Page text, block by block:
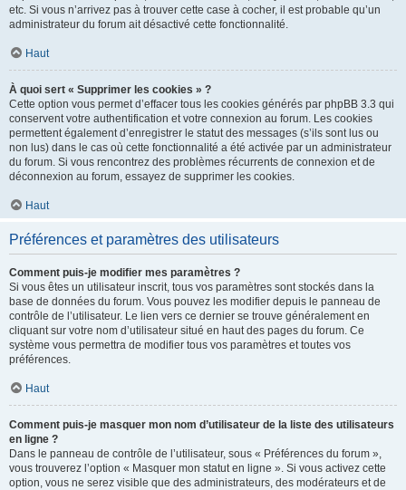
etc. Si vous n’arrivez pas à trouver cette case à cocher, il est probable qu’un
administrateur du forum ait désactivé cette fonctionnalité.
Haut
À quoi sert « Supprimer les cookies » ?
Cette option vous permet d’effacer tous les cookies générés par phpBB 3.3 qui
conservent votre authentification et votre connexion au forum. Les cookies
permettent également d’enregistrer le statut des messages (s’ils sont lus ou
non lus) dans le cas où cette fonctionnalité a été activée par un administrateur
du forum. Si vous rencontrez des problèmes récurrents de connexion et de
déconnexion au forum, essayez de supprimer les cookies.
Haut
Préférences et paramètres des utilisateurs
Comment puis-je modifier mes paramètres ?
Si vous êtes un utilisateur inscrit, tous vos paramètres sont stockés dans la
base de données du forum. Vous pouvez les modifier depuis le panneau de
contrôle de l’utilisateur. Le lien vers ce dernier se trouve généralement en
cliquant sur votre nom d’utilisateur situé en haut des pages du forum. Ce
système vous permettra de modifier tous vos paramètres et toutes vos
préférences.
Haut
Comment puis-je masquer mon nom d’utilisateur de la liste des utilisateurs
en ligne ?
Dans le panneau de contrôle de l’utilisateur, sous « Préférences du forum »,
vous trouverez l’option « Masquer mon statut en ligne ». Si vous activez cette
option, vous ne serez visible que des administrateurs, des modérateurs et de